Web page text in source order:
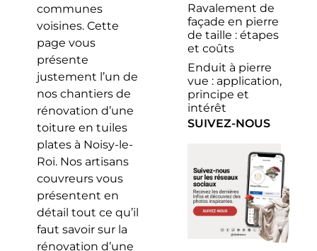
communes
voisines. Cette
page vous
présente
justement l’un de
nos chantiers de
rénovation d’une
toiture en tuiles
plates à Noisy-le-
Roi. Nos artisans
couvreurs vous
présentent en
détail tout ce qu’il
faut savoir sur la
rénovation d’une
Ravalement de
façade en pierre
de taille : étapes
et coûts
Enduit à pierre
vue : application,
principe et
intérêt
SUIVEZ-NOUS